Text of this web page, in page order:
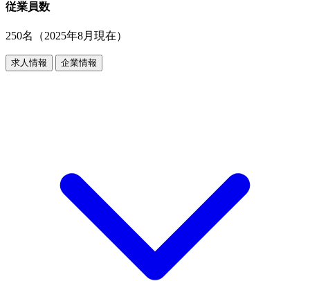
従業員数
250名（2025年8月現在）
求人情報 企業情報